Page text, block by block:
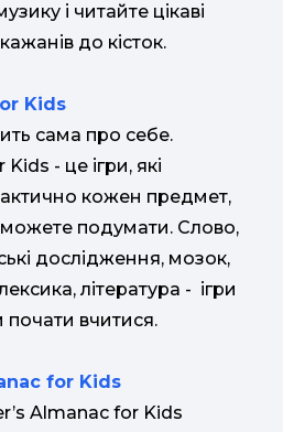
і читайте цікаві
до кісток.
Kids
сама про себе.
- це ігри, які
кожен предмет,
подумати. Слово,
дослідження, мозок,
література - ігри
вчитися.
for Kids
Almanac for Kids